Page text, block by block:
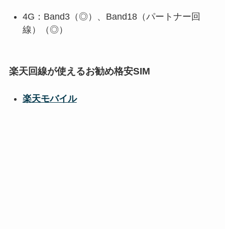
4G：Band3（◎）、Band18（パートナー回
線）（◎）
楽天回線が使えるお勧め格安SIM
楽天モバイル